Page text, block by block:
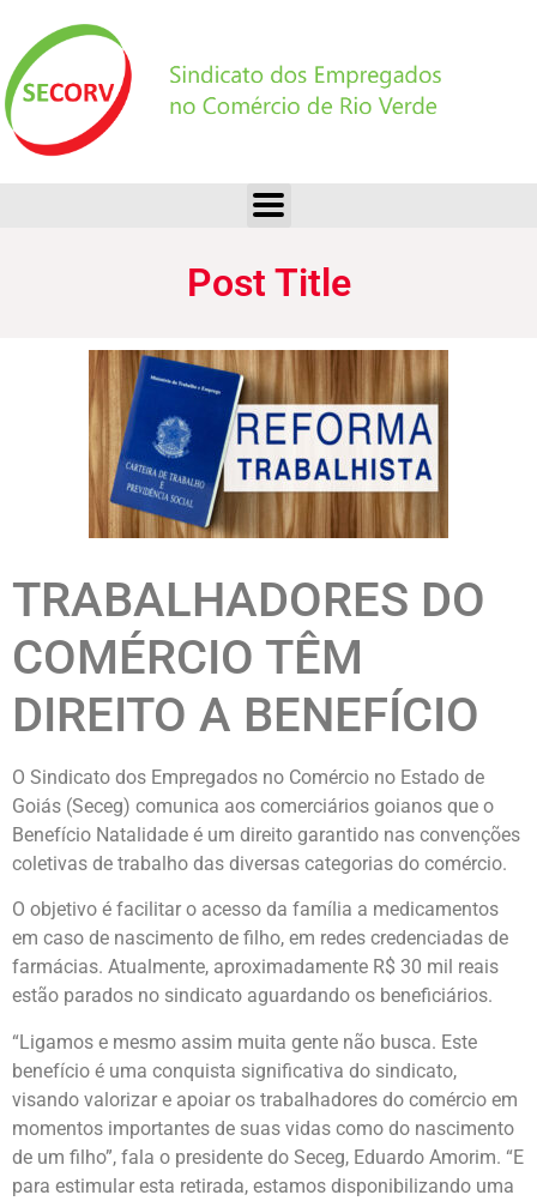
Post Title
TRABALHADORES DO
COMÉRCIO TÊM
DIREITO A BENEFÍCIO
O Sindicato dos Empregados no Comércio no Estado de
Goiás (Seceg) comunica aos comerciários goianos que o
Benefício Natalidade é um direito garantido nas convenções
coletivas de trabalho das diversas categorias do comércio.
O objetivo é facilitar o acesso da família a medicamentos
em caso de nascimento de filho, em redes credenciadas de
farmácias. Atualmente, aproximadamente R$ 30 mil reais
estão parados no sindicato aguardando os beneficiários.
“Ligamos e mesmo assim muita gente não busca. Este
benefício é uma conquista significativa do sindicato,
visando valorizar e apoiar os trabalhadores do comércio em
momentos importantes de suas vidas como do nascimento
de um filho”, fala o presidente do Seceg, Eduardo Amorim. “E
para estimular esta retirada, estamos disponibilizando uma